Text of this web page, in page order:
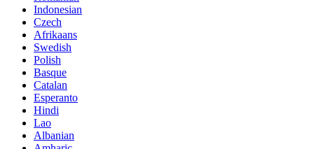
Indonesian
Czech
Afrikaans
Swedish
Polish
Basque
Catalan
Esperanto
Hindi
Lao
Albanian